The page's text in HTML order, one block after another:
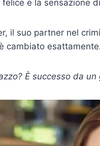
e la sensazione
il suo partner nel
cambiato
È successo da